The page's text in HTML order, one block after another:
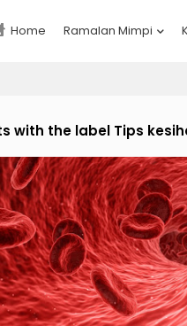
Home Ramalan Mimpi
with the label Tips